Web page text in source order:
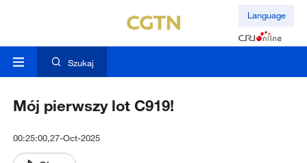
Language
Szukaj
Mój pierwszy lot C919!
00:25:00,27-Oct-2025